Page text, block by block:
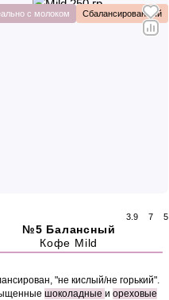
с молоком Сбалансированный
3.9 7 5
№5 Балансный
Кофе Mild
"не кислый/не горький".
шоколадные и ореховые